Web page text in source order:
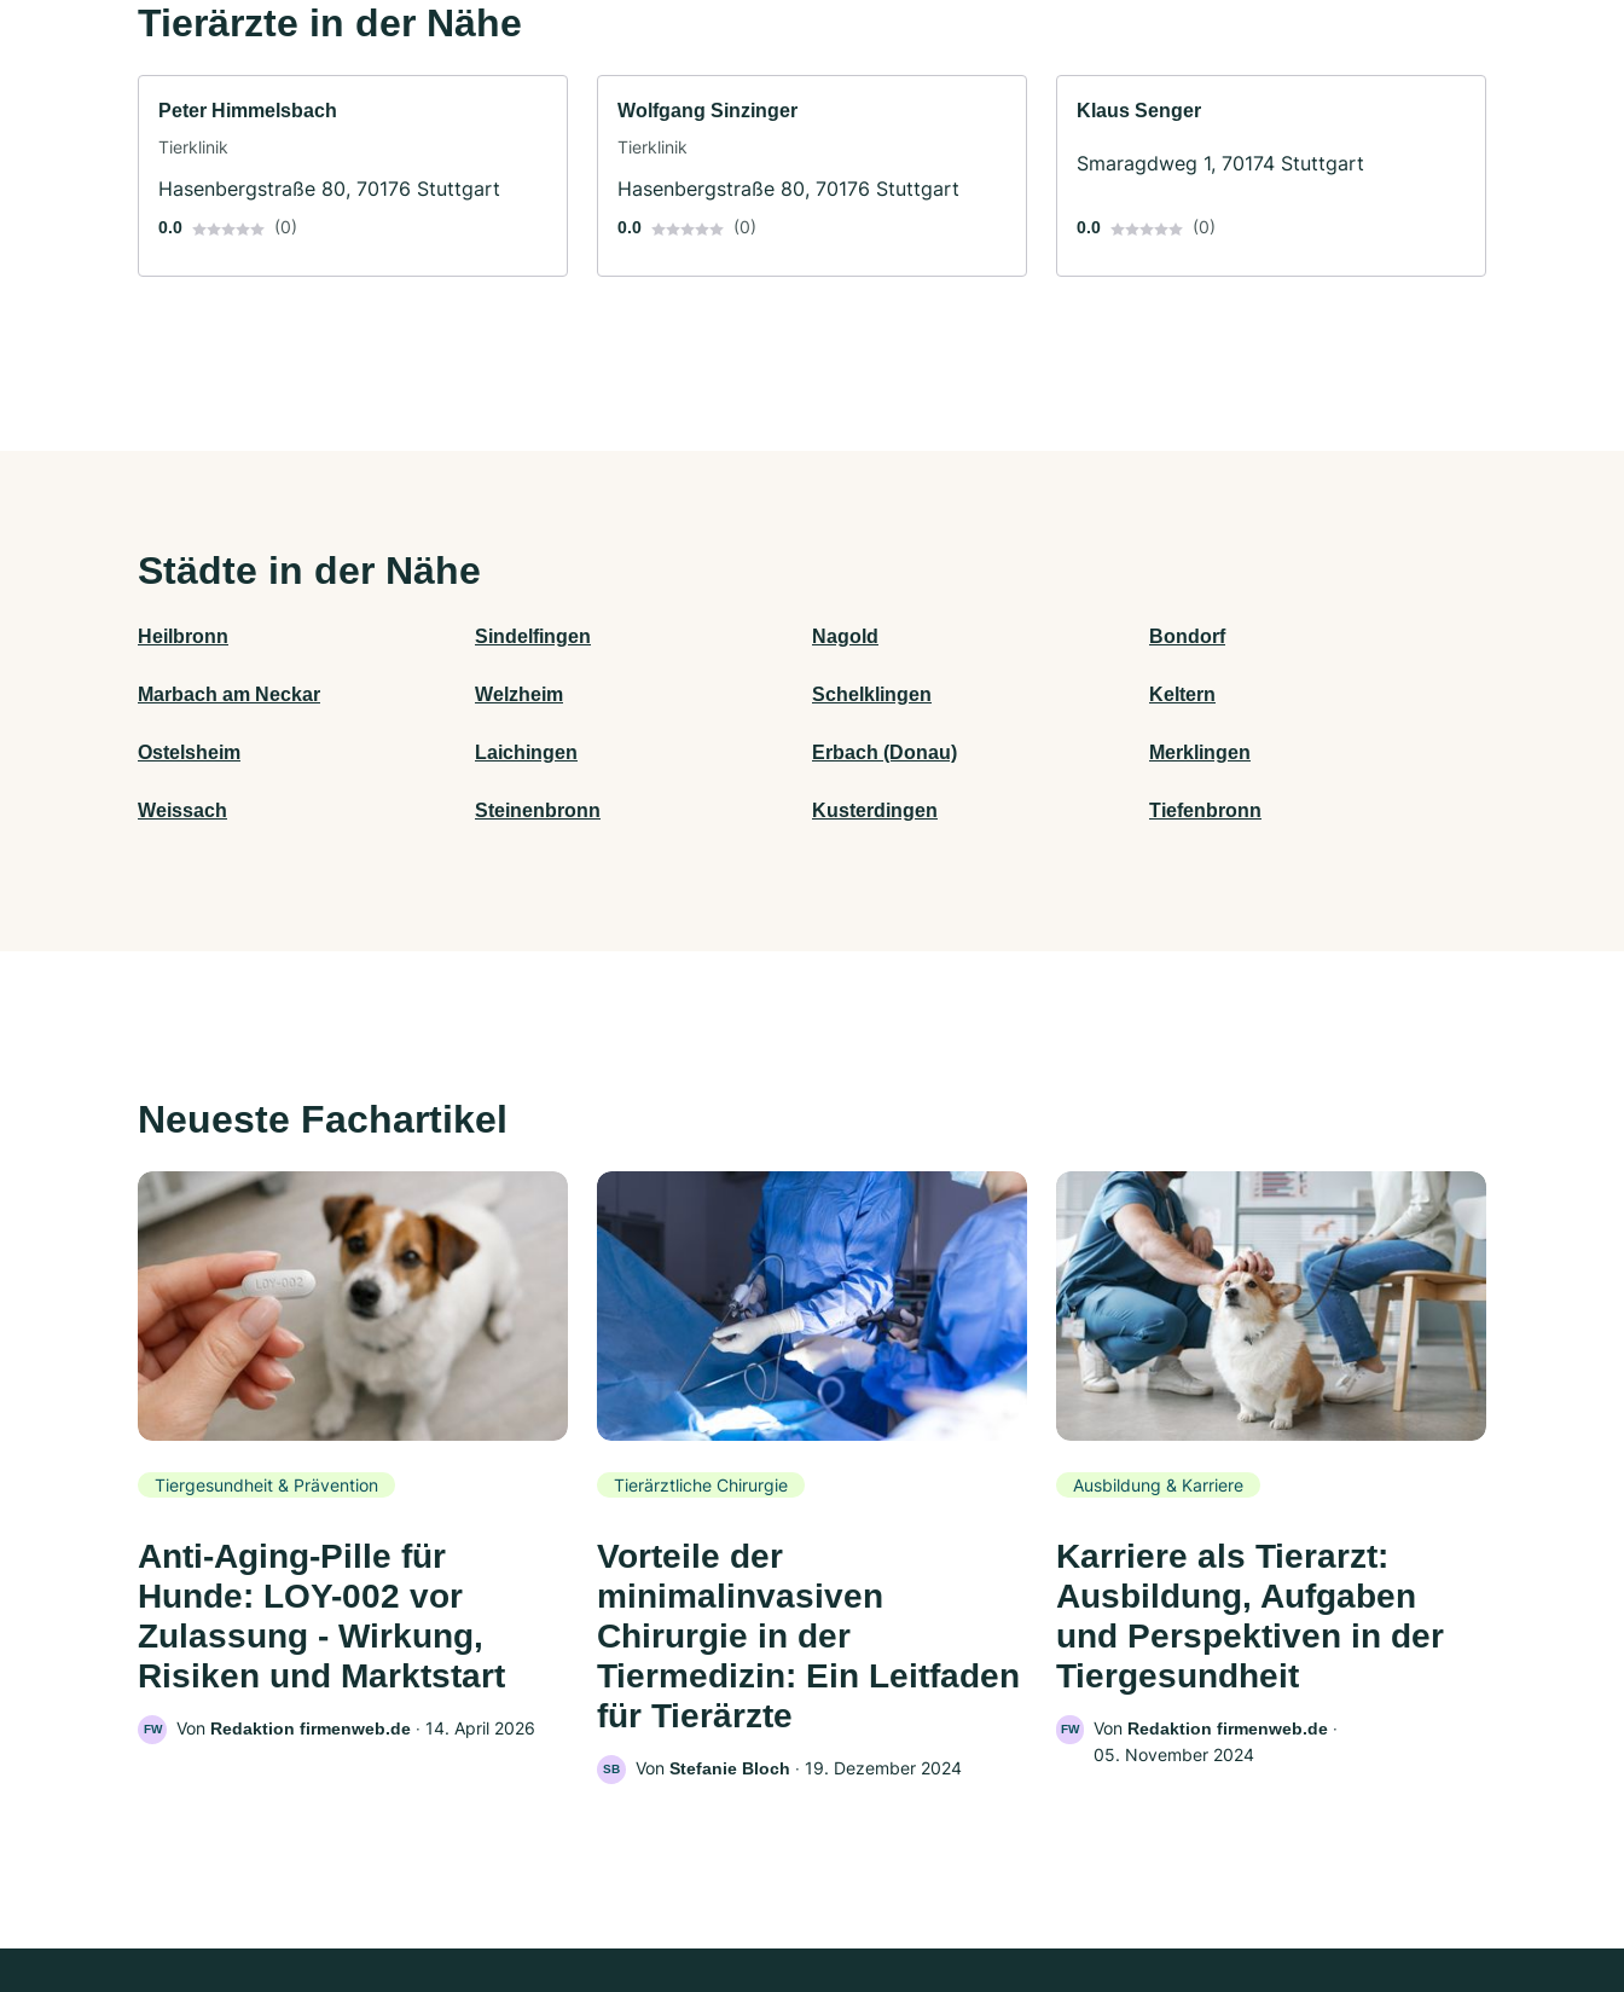
Tierärzte in der Nähe
Peter Himmelsbach
Tierklinik
Hasenbergstraße 80, 70176 Stuttgart
0.0 (0)
Wolfgang Sinzinger
Tierklinik
Hasenbergstraße 80, 70176 Stuttgart
0.0 (0)
Klaus Senger
Smaragdweg 1, 70174 Stuttgart
0.0 (0)
Städte in der Nähe
Heilbronn Sindelfingen Nagold Bondorf
Marbach am Neckar Welzheim Schelklingen Keltern
Ostelsheim Laichingen Erbach (Donau) Merklingen
Weissach Steinenbronn Kusterdingen Tiefenbronn
Neueste Fachartikel
Tiergesundheit & Prävention
Anti-Aging-Pille für
Hunde: LOY-002 vor
Zulassung - Wirkung,
Risiken und Marktstart
FW Von Redaktion firmenweb.de ‧ 14. April 2026
Tierärztliche Chirurgie
Vorteile der
minimalinvasiven
Chirurgie in der
Tiermedizin: Ein Leitfaden
für Tierärzte
SB Von Stefanie Bloch ‧ 19. Dezember 2024
Ausbildung & Karriere
Karriere als Tierarzt:
Ausbildung, Aufgaben
und Perspektiven in der
Tiergesundheit
FW Von Redaktion firmenweb.de ‧
05. November 2024